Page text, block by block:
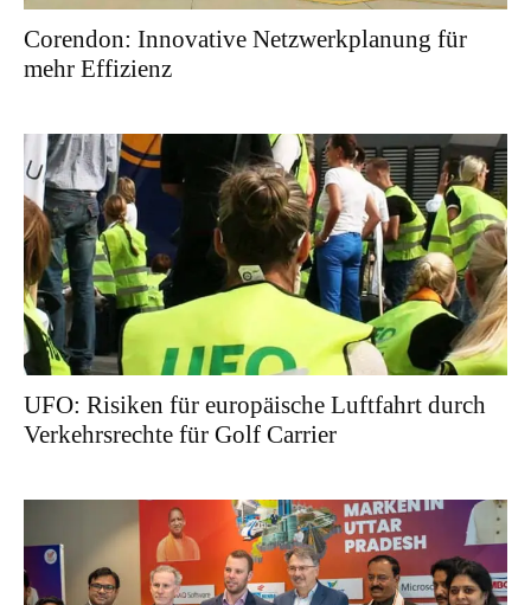
Corendon: Innovative Netzwerkplanung für
mehr Effizienz
UFO: Risiken für europäische Luftfahrt durch
Verkehrsrechte für Golf Carrier